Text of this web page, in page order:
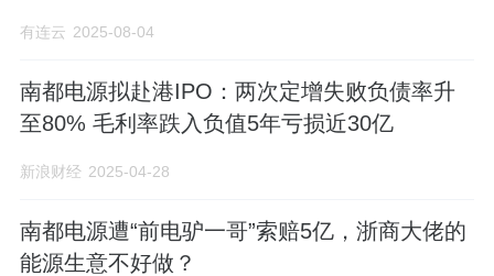
有连云 2025-08-04
南都电源拟赴港IPO：两次定增失败负债率升
至80% 毛利率跌入负值5年亏损近30亿
新浪财经 2025-04-28
南都电源遭“前电驴一哥”索赔5亿，浙商大佬的
能源生意不好做？